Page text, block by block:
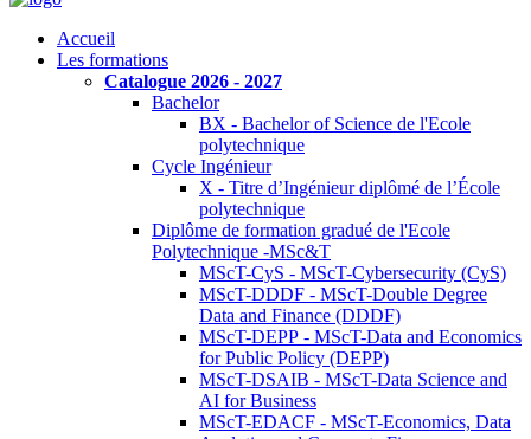
Accueil
Les formations
Catalogue 2026 - 2027
Bachelor
BX - Bachelor of Science de l'Ecole
polytechnique
Cycle Ingénieur
X - Titre d’Ingénieur diplômé de l’École
polytechnique
Diplôme de formation gradué de l'Ecole
Polytechnique -MSc&T
MScT-CyS - MScT-Cybersecurity (CyS)
MScT-DDDF - MScT-Double Degree
Data and Finance (DDDF)
MScT-DEPP - MScT-Data and Economics
for Public Policy (DEPP)
MScT-DSAIB - MScT-Data Science and
AI for Business
MScT-EDACF - MScT-Economics, Data